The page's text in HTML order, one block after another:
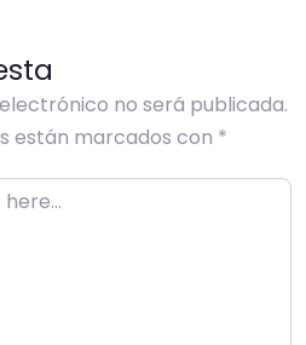
no será publicada.
están marcados con *